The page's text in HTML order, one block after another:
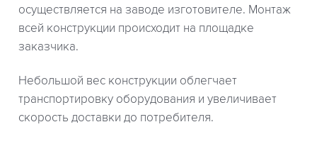
осуществляется на заводе изготовителе. Монтаж
всей конструкции происходит на площадке
заказчика.
Небольшой вес конструкции облегчает
транспортировку оборудования и увеличивает
скорость доставки до потребителя.